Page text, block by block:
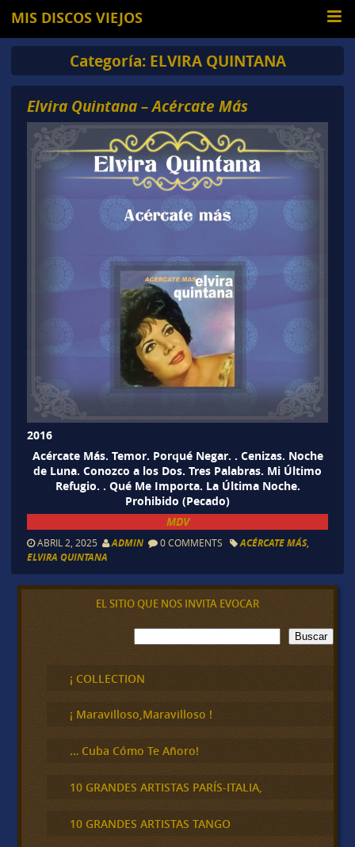
MIS DISCOS VIEJOS
Categoría: ELVIRA QUINTANA
Elvira Quintana – Acércate Más
2016
Acércate Más. Temor. Porqué Negar. . Cenizas. Noche
de Luna. Conozco a los Dos. Tres Palabras. Mi Último
Refugio. . Qué Me Importa. La Última Noche.
Prohibido (Pecado)
MDV
ABRIL 2, 2025 ADMIN 0 COMMENTS ACÉRCATE MÁS,
ELVIRA QUINTANA
EL SITIO QUE NOS INVITA EVOCAR
B
u
c
a
Buscar
¡ COLLECTION
¡ Maravilloso,Maravilloso !
… Cuba Cómo Te Añoro!
10 GRANDES ARTISTAS PARÍS-ITALIA,
10 GRANDES ARTISTAS TANGO